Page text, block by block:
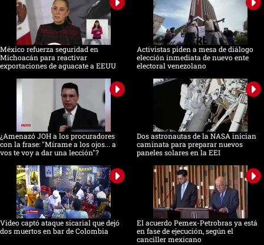
seconds
México refuerza seguridad en
Michoacán para reactivar
exportaciones de aguacate a EEUU
Activistas piden a mesa de diálogo
elección inmediata de nuevo ente
electoral venezolano
¿Amenazó JOH a los procuradores
con la frase: "Mírame a los ojos... a
vos te voy a dar una lección"?
Dos astronautas de la NASA inician
caminata para preparar nuevos
paneles solares en la EEI
Video captó ataque sicarial que dejó
dos muertos en bar de Colombia
El acuerdo Pemex-Petrobras ya está
en fase de ejecución, según el
canciller mexicano